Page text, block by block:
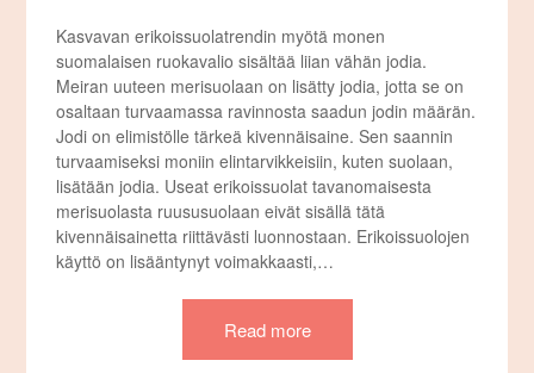
Kasvavan erikoissuolatrendin myötä monen
suomalaisen ruokavalio sisältää liian vähän jodia.
Meiran uuteen merisuolaan on lisätty jodia, jotta se on
osaltaan turvaamassa ravinnosta saadun jodin määrän.
Jodi on elimistölle tärkeä kivennäisaine. Sen saannin
turvaamiseksi moniin elintarvikkeisiin, kuten suolaan,
lisätään jodia. Useat erikoissuolat tavanomaisesta
merisuolasta ruususuolaan eivät sisällä tätä
kivennäisainetta riittävästi luonnostaan. Erikoissuolojen
käyttö on lisääntynyt voimakkaasti,…
Read more